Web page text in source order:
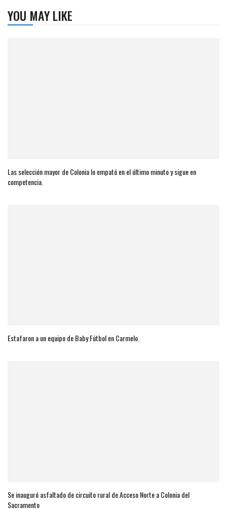
YOU MAY LIKE
Las selección mayor de Colonia lo empató en el último minuto y sigue en
competencia.
Estafaron a un equipo de Baby Fútbol en Carmelo.
Se inauguró asfaltado de circuito rural de Acceso Norte a Colonia del
Sacramento